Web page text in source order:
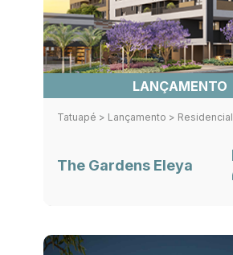
LANÇAMENTO
Tatuapé > Lançamento > Residencial
The Gardens Eleya